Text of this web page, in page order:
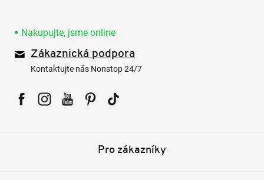
Nakupujte, jsme online
Zákaznická podpora
Kontaktujte nás Nonstop 24/7
Pro zákazníky